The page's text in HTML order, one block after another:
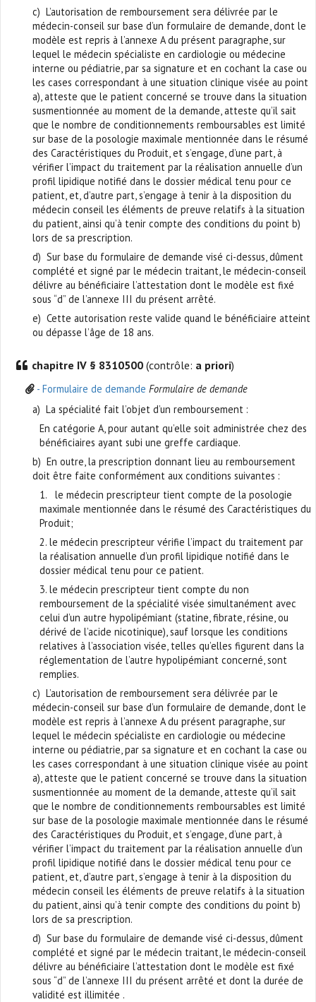
c) L’autorisation de remboursement sera délivrée par le
médecin-conseil sur base d’un formulaire de demande, dont le
modèle est repris à l’annexe A du présent paragraphe, sur
lequel le médecin spécialiste en cardiologie ou médecine
interne ou pédiatrie, par sa signature et en cochant la case ou
les cases correspondant à une situation clinique visée au point
a), atteste que le patient concerné se trouve dans la situation
susmentionnée au moment de la demande, atteste qu’il sait
que le nombre de conditionnements remboursables est limité
sur base de la posologie maximale mentionnée dans le résumé
des Caractéristiques du Produit, et s’engage, d’une part, à
vérifier l’impact du traitement par la réalisation annuelle d’un
profil lipidique notifié dans le dossier médical tenu pour ce
patient, et, d’autre part, s’engage à tenir à la disposition du
médecin conseil les éléments de preuve relatifs à la situation
du patient, ainsi qu’à tenir compte des conditions du point b)
lors de sa prescription.
d) Sur base du formulaire de demande visé ci-dessus, dûment
complété et signé par le médecin traitant, le médecin-conseil
délivre au bénéficiaire l’attestation dont le modèle est fixé
sous “d” de l’annexe III du présent arrêté.
e) Cette autorisation reste valide quand le bénéficiaire atteint
ou dépasse l’âge de 18 ans.
chapitre IV § 8310500 (contrôle: a priori)
- Formulaire de demande Formulaire de demande
a) La spécialité fait l’objet d’un remboursement :
En catégorie A, pour autant qu’elle soit administrée chez des
bénéficiaires ayant subi une greffe cardiaque.
b) En outre, la prescription donnant lieu au remboursement
doit être faite conformément aux conditions suivantes :
1. le médecin prescripteur tient compte de la posologie
maximale mentionnée dans le résumé des Caractéristiques du
Produit;
2. le médecin prescripteur vérifie l’impact du traitement par
la réalisation annuelle d’un profil lipidique notifié dans le
dossier médical tenu pour ce patient.
3. le médecin prescripteur tient compte du non
remboursement de la spécialité visée simultanément avec
celui d’un autre hypolipémiant (statine, fibrate, résine, ou
dérivé de l’acide nicotinique), sauf lorsque les conditions
relatives à l’association visée, telles qu’elles figurent dans la
réglementation de l’autre hypolipémiant concerné, sont
remplies.
c) L’autorisation de remboursement sera délivrée par le
médecin-conseil sur base d’un formulaire de demande, dont le
modèle est repris à l’annexe A du présent paragraphe, sur
lequel le médecin spécialiste en cardiologie ou médecine
interne ou pédiatrie, par sa signature et en cochant la case ou
les cases correspondant à une situation clinique visée au point
a), atteste que le patient concerné se trouve dans la situation
susmentionnée au moment de la demande, atteste qu’il sait
que le nombre de conditionnements remboursables est limité
sur base de la posologie maximale mentionnée dans le résumé
des Caractéristiques du Produit, et s’engage, d’une part, à
vérifier l’impact du traitement par la réalisation annuelle d’un
profil lipidique notifié dans le dossier médical tenu pour ce
patient, et, d’autre part, s’engage à tenir à la disposition du
médecin conseil les éléments de preuve relatifs à la situation
du patient, ainsi qu’à tenir compte des conditions du point b)
lors de sa prescription.
d) Sur base du formulaire de demande visé ci-dessus, dûment
complété et signé par le médecin traitant, le médecin-conseil
délivre au bénéficiaire l’attestation dont le modèle est fixé
sous “d” de l’annexe III du présent arrêté et dont la durée de
validité est illimitée .